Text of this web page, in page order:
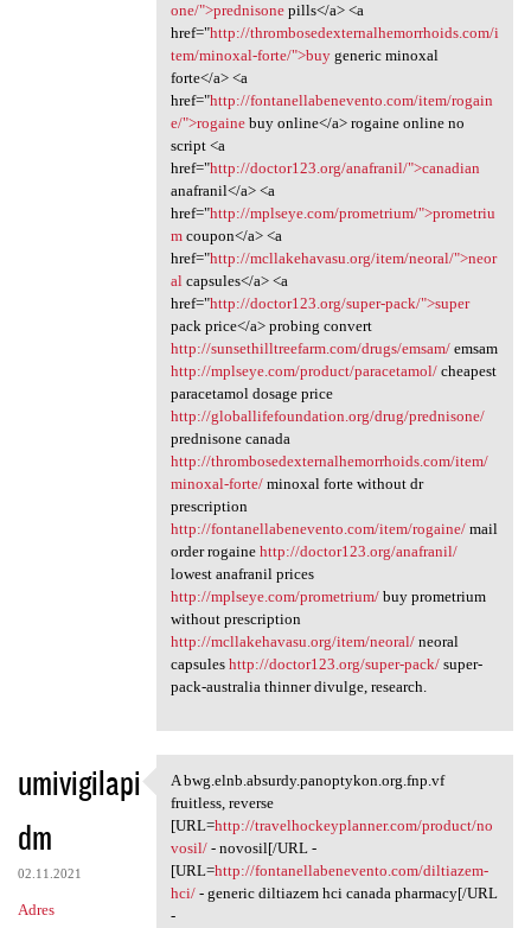
one/">prednisonepills</a> <a
href="http://thrombosedexternalhemorrhoids.com/i
tem/minoxal-forte/">buygeneric minoxal
forte</a> <a
href="http://fontanellabenevento.com/item/rogain
e/">rogainebuy online</a> rogaine online no
script <a
href="http://doctor123.org/anafranil/">canadian
anafranil</a> <a
href="http://mplseye.com/prometrium/">prometriu
mcoupon</a> <a
href="http://mcllakehavasu.org/item/neoral/">neor
alcapsules</a> <a
href="http://doctor123.org/super-pack/">super
pack price</a> probing convert
http://sunsethilltreefarm.com/drugs/emsam/emsam
http://mplseye.com/product/paracetamol/cheapest
paracetamol dosage price
http://globallifefoundation.org/drug/prednisone/
prednisone canada
http://thrombosedexternalhemorrhoids.com/item/
minoxal-forte/minoxal forte without dr
prescription
http://fontanellabenevento.com/item/rogaine/mail
order rogaine http://doctor123.org/anafranil/
lowest anafranil prices
http://mplseye.com/prometrium/buy prometrium
without prescription
http://mcllakehavasu.org/item/neoral/neoral
capsules http://doctor123.org/super-pack/super-
pack-australia thinner divulge, research.
umivigilapi
dm
02.11.2021
Adres
A bwg.elnb.absurdy.panoptykon
A bwg.elnb.absurdy.panoptykon.org.fnp.vf
fruitless, reverse
[URL=http://travelhockeyplanner.com/product/no
vosil/- novosil[/URL -
[URL=http://fontanellabenevento.com/diltiazem-
hci/- generic diltiazem hci canada pharmacy[/URL
-